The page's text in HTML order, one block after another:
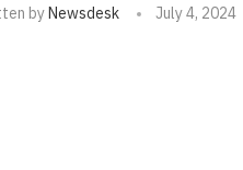
byNewsdesk July 4, 2024